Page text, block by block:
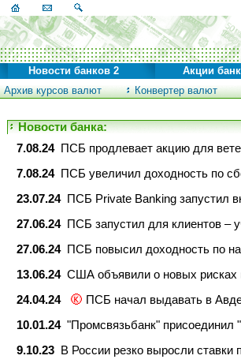
Архив курсов валют Конвертер валют
Новости банков 2 Акции
Новости банка:
7.08.24
ПСБ продлевает акцию для
7.08.24
ПСБ увеличил доходность по
23.07.24
ПСБ Private Banking запустил
27.06.24
ПСБ запустил для клиентов –
27.06.24
ПСБ повысил доходность по
13.06.24 США объявили о новых рисках
24.04.24
ПСБ начал выдавать в
10.01.24 "Промсвязьбанк"
9.10.23
В России резко выросли ставки